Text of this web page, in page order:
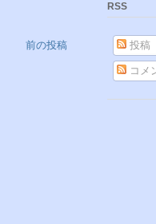
前の投稿
RSS
投稿
コメ